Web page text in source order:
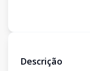
Descrição